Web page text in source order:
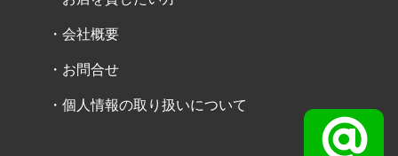
・会社概要
・ お問合せ
・個人情報の取り扱いについて